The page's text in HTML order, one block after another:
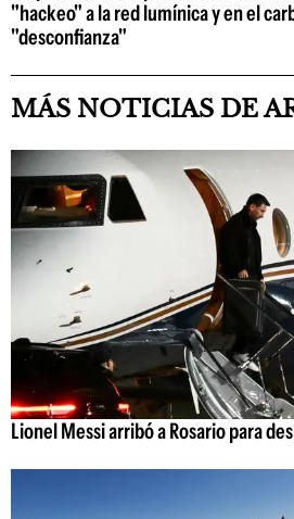
"hackeo" a la red lumínica y en el
"desconfianza"
MÁS NOTICIAS DE
Lionel Messi arribó a Rosario para